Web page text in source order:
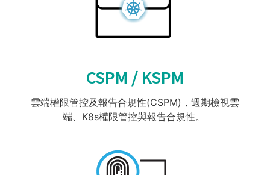
CSPM / KSPM​
雲端權限管控及報告合規性(CSPM)​，週期檢視雲
端、K8s權限管控與報告合規性​。